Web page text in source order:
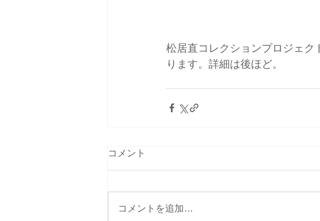
松居直コレクションプロジェク
ります。詳細は後ほど。
コメント
コメントを追加…